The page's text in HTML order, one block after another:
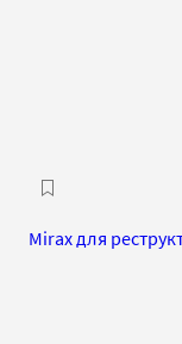
Mirax для